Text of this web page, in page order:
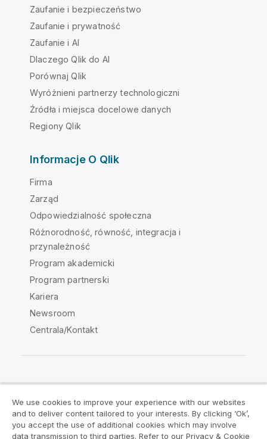
Zaufanie i bezpieczeństwo
Zaufanie i prywatność
Zaufanie i AI
Dlaczego Qlik do AI
Porównaj Qlik
Wyróżnieni partnerzy technologiczni
Źródła i miejsca docelowe danych
Regiony Qlik
Informacje O Qlik
Firma
Zarząd
Odpowiedzialność społeczna
Różnorodność, równość, integracja i
przynależność
Program akademicki
Program partnerski
Kariera
Newsroom
Centrala/Kontakt
Umowy prawne
Warunki produktu
We use cookies to improve your experience with our websites
and to deliver content tailored to your interests. By clicking ‘Ok’,
you accept the use of additional cookies which may involve
data transmission to third parties. Refer to our Privacy & Cookie